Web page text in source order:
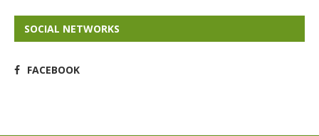
SOCIAL NETWORKS
FACEBOOK